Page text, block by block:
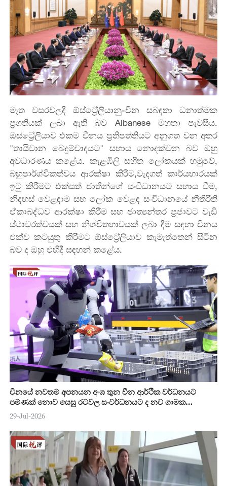
මෑත වසරවලදී ඕස්ට්‍රේලියානු-චීන සබඳතා ධනාත්මක
ප්‍රගතියක් ලබා ඇති බව Albanese මහතා පැවසීය.
ඔස්ට්‍රේලියාව එකම චීනය ප්‍රතිපත්තියට අනුගත වන අතර
"තායිවාන බෙදුම්වාදයට" සහාය නොදක්වන බව ඔහු
අවධාරණය කළේය. කැළඹිලි සහිත ලෝකයක් හමුවේ,
බහුපාර්ශ්විකත්වය ආරක්ෂා කිරීම,වැදගත් කාර්යභාරයක්
ඉටු කිරීමට එක්සත් ජාතීන්ගේ සංවිධානයට සහාය වීම,
නිදහස් වෙළඳාම සහ ලෝක වෙළඳ සංවිධානයේ නීතිරීති
ඒකාබද්ධව ආරක්ෂා කිරීම සහ ජාත්‍යන්තර ප්‍රජාවට වැඩි
ස්ථාවරත්වයක් සහ නිශ්චිතභාවයක් ලබා දීම සඳහා චීනය
එක්ව කටයුතු කිරීමට ඕස්ට්‍රේලියාව කැමැත්තෙන් සිටින
බව ද ඔහු එහිදී සඳහන් කළේය.
චීනයේ නවතම අපනයන අංශ තුන චීන ආර්ථික වර්ධනයට
පමණක් නොව සෙසු රටවල සංවර්ධනයට ද නව ගාමක
ශක්තියක්
29-Jul-2026